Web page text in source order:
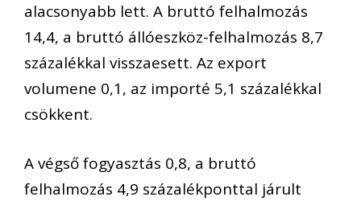
alacsonyabb lett. A bruttó felhalmozás
14,4, a bruttó állóeszköz-felhalmozás 8,7
százalékkal visszaesett. Az export
volumene 0,1, az importé 5,1 százalékkal
csökkent.
A végső fogyasztás 0,8, a bruttó
felhalmozás 4,9 százalékponttal járult